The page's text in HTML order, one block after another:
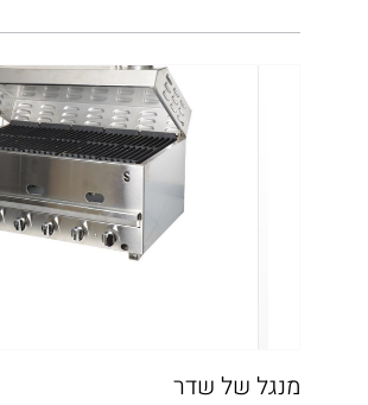
מנגל של שדר